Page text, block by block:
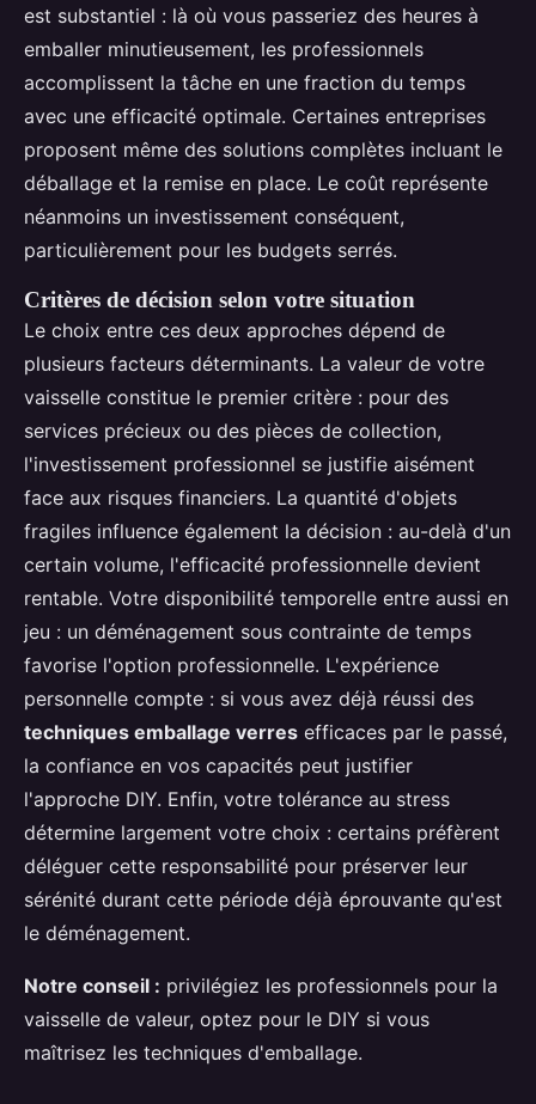
est substantiel : là où vous passeriez des heures à
emballer minutieusement, les professionnels
accomplissent la tâche en une fraction du temps
avec une efficacité optimale. Certaines entreprises
proposent même des solutions complètes incluant le
déballage et la remise en place. Le coût représente
néanmoins un investissement conséquent,
particulièrement pour les budgets serrés.
Critères de décision selon votre situation
Le choix entre ces deux approches dépend de
plusieurs facteurs déterminants. La valeur de votre
vaisselle constitue le premier critère : pour des
services précieux ou des pièces de collection,
l'investissement professionnel se justifie aisément
face aux risques financiers. La quantité d'objets
fragiles influence également la décision : au-delà d'un
certain volume, l'efficacité professionnelle devient
rentable. Votre disponibilité temporelle entre aussi en
jeu : un déménagement sous contrainte de temps
favorise l'option professionnelle. L'expérience
personnelle compte : si vous avez déjà réussi des
techniques emballage verres efficaces par le passé,
la confiance en vos capacités peut justifier
l'approche DIY. Enfin, votre tolérance au stress
détermine largement votre choix : certains préfèrent
déléguer cette responsabilité pour préserver leur
sérénité durant cette période déjà éprouvante qu'est
le déménagement.
Notre conseil : privilégiez les professionnels pour la
vaisselle de valeur, optez pour le DIY si vous
maîtrisez les techniques d'emballage.